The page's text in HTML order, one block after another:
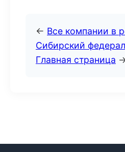
← Все компании в
Сибирский
Главная страница